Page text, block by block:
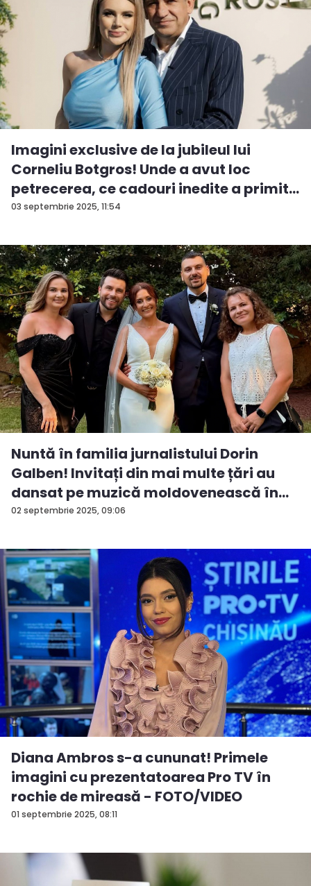
03 septembrie 2025, 11:54
Imagini exclusive de la jubileul lui
Corneliu Botgros! Unde a avut loc
petrecerea, ce cadouri inedite a primit...
02 septembrie 2025, 09:06
Nuntă în familia jurnalistului Dorin
Galben! Invitați din mai multe țări au
dansat pe muzică moldovenească în...
01 septembrie 2025, 08:11
Diana Ambros s-a cununat! Primele
imagini cu prezentatoarea Pro TV în
rochie de mireasă - FOTO/VIDEO